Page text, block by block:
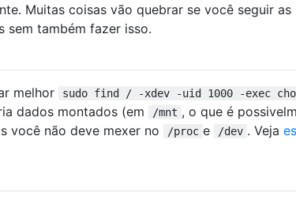
Muitas coisas vão quebrar se você seguir as
sem também fazer isso.
melhor
sudo find / -xdev -uid 1000 -exec
dados montados (em /mnt , o que é
você não deve mexer no
/proc e /dev . Veja